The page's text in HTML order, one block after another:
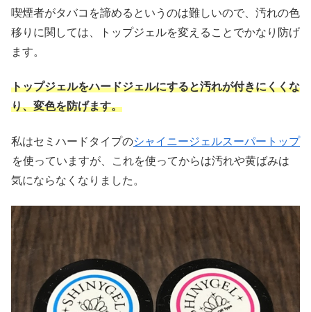
喫煙者がタバコを諦めるというのは難しいので、汚れの色
移りに関しては、トップジェルを変えることでかなり防げ
ます。
トップジェルをハードジェルにすると汚れが付きにくくな
り、変色を防げます。
私はセミハードタイプのシャイニージェルスーパートップ
を使っていますが、これを使ってからは汚れや黄ばみは
気にならなくなりました。